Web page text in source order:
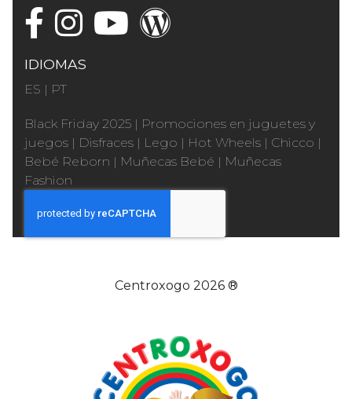
IDIOMAS
ES | PT
Black Friday 2025 | Promociones en juguetes y
juegos | Disfraces | Lego | Hot Wheels | Chicco |
Bebé Reborn | Muñecas Bebé | Muñecas
Fashion
Centroxogo 2026 ®